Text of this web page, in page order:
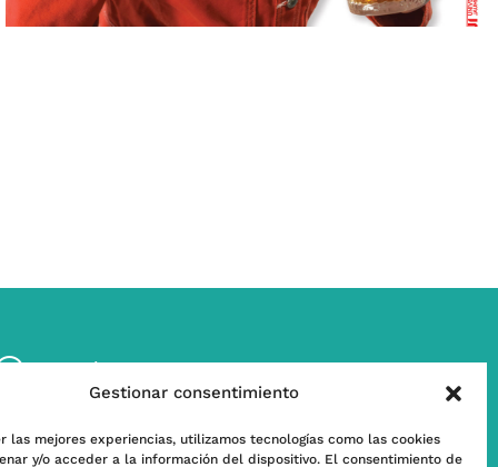
Gestionar consentimiento
las mejores experiencias, utilizamos tecnologías como las cookies
y/o acceder a la información del dispositivo. El consentimiento de
Contáctanos